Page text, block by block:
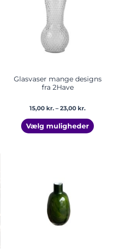
Glasvaser mange designs
fra 2Have
15,00 kr. – 23,00 kr.
Vælg muligheder
kr.